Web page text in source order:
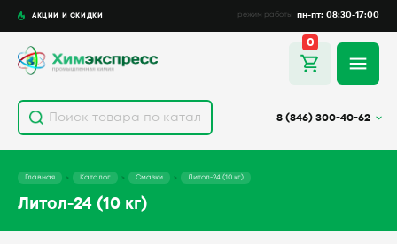
АКЦИИ И СКИДКИ режим работы пн-пт: 08:30-17:00
8 (846) 300-40-62
0
Главная Каталог Смазки Литол-24 (10 кг)
Литол-24 (10 кг)